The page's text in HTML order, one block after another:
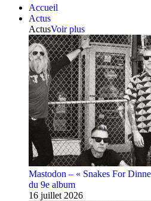
Accueil
Actus
ActusVoir plus
Mastodon – « Snakes For
du 9e album
16 juillet 2026